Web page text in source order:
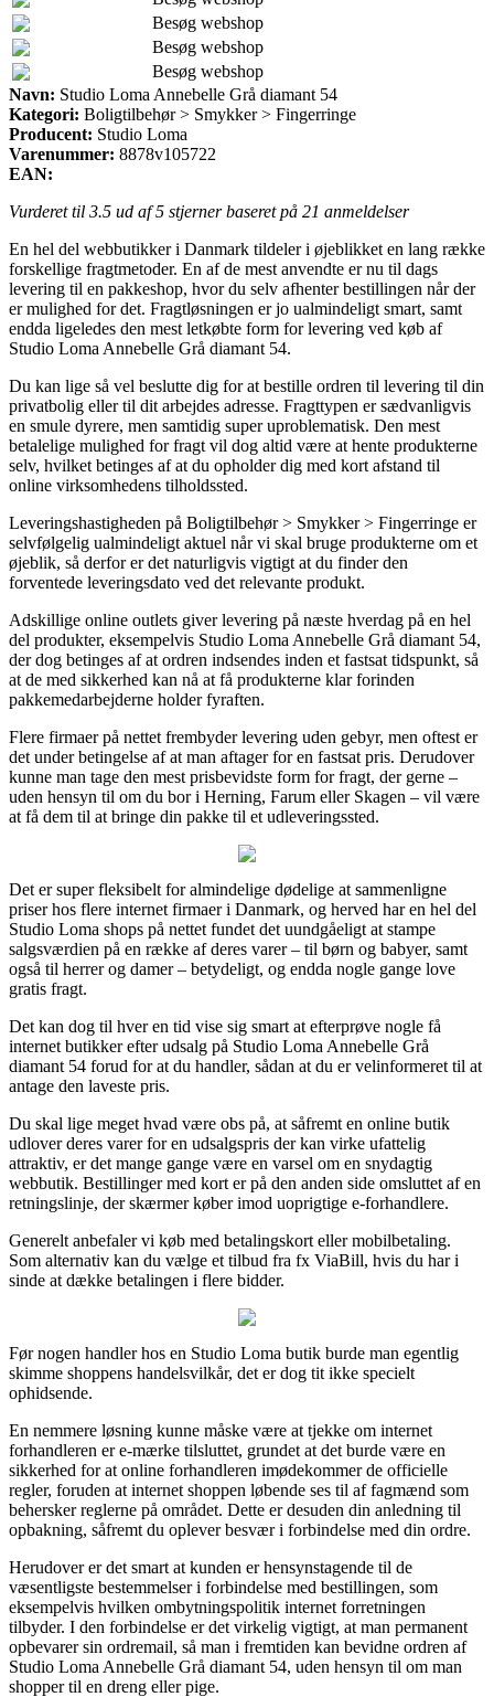
Besøg webshop
Besøg webshop
Besøg webshop
Navn: Studio Loma Annebelle Grå diamant 54
Kategori: Boligtilbehør > Smykker > Fingerringe
Producent: Studio Loma
Varenummer: 8878v105722
EAN:
Vurderet til 3.5 ud af 5 stjerner baseret på 21 anmeldelser
En hel del webbutikker i Danmark tildeler i øjeblikket en lang række
forskellige fragtmetoder. En af de mest anvendte er nu til dags
levering til en pakkeshop, hvor du selv afhenter bestillingen når der
er mulighed for det. Fragtløsningen er jo ualmindeligt smart, samt
endda ligeledes den mest letkøbte form for levering ved køb af
Studio Loma Annebelle Grå diamant 54.
Du kan lige så vel beslutte dig for at bestille ordren til levering til din
privatbolig eller til dit arbejdes adresse. Fragttypen er sædvanligvis
en smule dyrere, men samtidig super uproblematisk. Den mest
betalelige mulighed for fragt vil dog altid være at hente produkterne
selv, hvilket betinges af at du opholder dig med kort afstand til
online virksomhedens tilholdssted.
Leveringshastigheden på Boligtilbehør > Smykker > Fingerringe er
selvfølgelig ualmindeligt aktuel når vi skal bruge produkterne om et
øjeblik, så derfor er det naturligvis vigtigt at du finder den
forventede leveringsdato ved det relevante produkt.
Adskillige online outlets giver levering på næste hverdag på en hel
del produkter, eksempelvis Studio Loma Annebelle Grå diamant 54,
der dog betinges af at ordren indsendes inden et fastsat tidspunkt, så
at de med sikkerhed kan nå at få produkterne klar forinden
pakkemedarbejderne holder fyraften.
Flere firmaer på nettet frembyder levering uden gebyr, men oftest er
det under betingelse af at man aftager for en fastsat pris. Derudover
kunne man tage den mest prisbevidste form for fragt, der gerne –
uden hensyn til om du bor i Herning, Farum eller Skagen – vil være
at få dem til at bringe din pakke til et udleveringssted.
Det er super fleksibelt for almindelige dødelige at sammenligne
priser hos flere internet firmaer i Danmark, og herved har en hel del
Studio Loma shops på nettet fundet det uundgåeligt at stampe
salgsværdien på en række af deres varer – til børn og babyer, samt
også til herrer og damer – betydeligt, og endda nogle gange love
gratis fragt.
Det kan dog til hver en tid vise sig smart at efterprøve nogle få
internet butikker efter udsalg på Studio Loma Annebelle Grå
diamant 54 forud for at du handler, sådan at du er velinformeret til at
antage den laveste pris.
Du skal lige meget hvad være obs på, at såfremt en online butik
udlover deres varer for en udsalgspris der kan virke ufattelig
attraktiv, er det mange gange være en varsel om en snydagtig
webbutik. Bestillinger med kort er på den anden side omsluttet af en
retningslinje, der skærmer køber imod uoprigtige e-forhandlere.
Generelt anbefaler vi køb med betalingskort eller mobilbetaling.
Som alternativ kan du vælge et tilbud fra fx ViaBill, hvis du har i
sinde at dække betalingen i flere bidder.
Før nogen handler hos en Studio Loma butik burde man egentlig
skimme shoppens handelsvilkår, det er dog tit ikke specielt
ophidsende.
En nemmere løsning kunne måske være at tjekke om internet
forhandleren er e-mærke tilsluttet, grundet at det burde være en
sikkerhed for at online forhandleren imødekommer de officielle
regler, foruden at internet shoppen løbende ses til af fagmænd som
behersker reglerne på området. Dette er desuden din anledning til
opbakning, såfremt du oplever besvær i forbindelse med din ordre.
Herudover er det smart at kunden er hensynstagende til de
væsentligste bestemmelser i forbindelse med bestillingen, som
eksempelvis hvilken ombytningspolitik internet forretningen
tilbyder. I den forbindelse er det virkelig vigtigt, at man permanent
opbevarer sin ordremail, så man i fremtiden kan bevidne ordren af
Studio Loma Annebelle Grå diamant 54, uden hensyn til om man
shopper til en dreng eller pige.